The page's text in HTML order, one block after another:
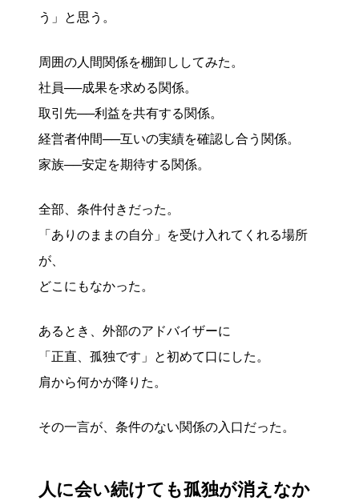
う」と思う。
周囲の人間関係を棚卸ししてみた。
社員──成果を求める関係。
取引先──利益を共有する関係。
経営者仲間──互いの実績を確認し合う関係。
家族──安定を期待する関係。
全部、条件付きだった。
「ありのままの自分」を受け入れてくれる場所
が、
どこにもなかった。
あるとき、外部のアドバイザーに
「正直、孤独です」と初めて口にした。
肩から何かが降りた。
その一言が、条件のない関係の入口だった。
人に会い続けても孤独が消えなか